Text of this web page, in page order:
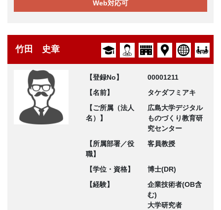
Web対応可
竹田 史章
【登録No】
00001211
【名前】
タケダフミアキ
【ご所属（法人
名）】
広島大学デジタル
ものづくり教育研
究センター
【所属部署／役
職】
客員教授
【学位・資格】
博士(DR)
【経験】
企業技術者(OB含
む)
大学研究者